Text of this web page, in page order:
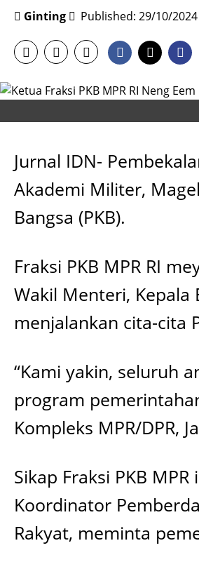
Ginting Published: 29/10/
Jurnal IDN-
Akademi Militer,
Bangsa (PKB).
Fraksi PKB MPR RI
Wakil Menteri, Kepala
menjalankan cita-cita
“Kami yakin, seluruh
program
Kompleks MPR/DPR,
Sikap Fraksi PKB
Koordinator
Rakyat, meminta